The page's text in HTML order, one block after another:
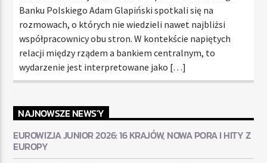
Banku Polskiego Adam Glapiński spotkali się na
rozmowach, o których nie wiedzieli nawet najbliżsi
współpracownicy obu stron. W kontekście napiętych
relacji między rządem a bankiem centralnym, to
wydarzenie jest interpretowane jako […]
NAJNOWSZE NEWS'Y
EUROWIZJA JUNIOR 2026: 16 KRAJÓW, NOWA PORA I HITY Z
EUROPY